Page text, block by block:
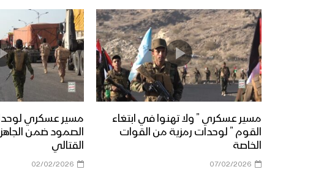
مسير عسكري ” ولا تهنوا في ابتغاء
القوم ” لوحدات رمزية من القوات
الخاصة
07/02/2026
مسير عسكري
الصمود ضمن
القتالي
02/02/2026